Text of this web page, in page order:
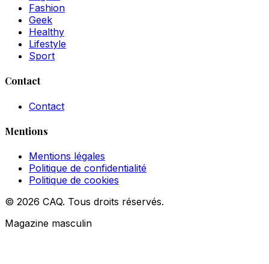
Fashion
Geek
Healthy
Lifestyle
Sport
Contact
Contact
Mentions
Mentions légales
Politique de confidentialité
Politique de cookies
© 2026 CAQ. Tous droits réservés.
Magazine masculin